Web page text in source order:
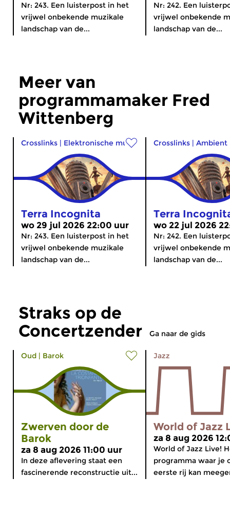
Nr: 243. Een luisterpost in het
vrijwel onbekende muzikale
landschap van de...
Nr: 242. Een
vrijwel onbekende
landschap van de...
Meer van
programmamaker Fred
Wittenberg
Crosslinks | Elektronische muziek
Terra Incognita
wo 29 jul 2026 22:00 uur
Nr: 243. Een luisterpost in het
vrijwel onbekende muzikale
landschap van de...
Crosslinks | Ambient
Terra
wo 22 jul 2026
Nr: 242. Een
vrijwel onbekende
landschap van de...
Straks op de
Concertzender
Ga naar de gids
Oud | Barok
Zwerven door de
Barok
za 8 aug 2026 11:00 uur
In deze aflevering staat een
fascinerende reconstructie uit...
Jazz
World of Jazz
za 8 aug 2026
World of Jazz Live!
programma waar je
eerste rij kan